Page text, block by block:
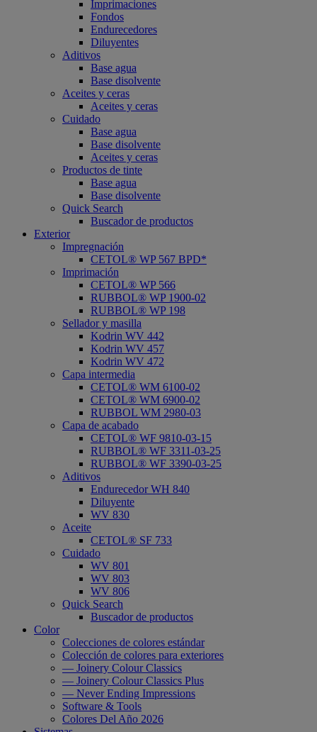
Imprimaciones
Fondos
Endurecedores
Diluyentes
Aditivos
Base agua
Base disolvente
Aceites y ceras
Aceites y ceras
Cuidado
Base agua
Base disolvente
Aceites y ceras
Productos de tinte
Base agua
Base disolvente
Quick Search
Buscador de productos
Exterior
Impregnación
CETOL® WP 567 BPD*
Imprimación
CETOL® WP 566
RUBBOL® WP 1900-02
RUBBOL® WP 198
Sellador y masilla
Kodrin WV 442
Kodrin WV 457
Kodrin WV 472
Capa intermedia
CETOL® WM 6100-02
CETOL® WM 6900-02
RUBBOL WM 2980-03
Capa de acabado
CETOL® WF 9810-03-15
RUBBOL® WF 3311-03-25
RUBBOL® WF 3390-03-25
Aditivos
Endurecedor WH 840
Diluyente
WV 830
Aceite
CETOL® SF 733
Cuidado
WV 801
WV 803
WV 806
Quick Search
Buscador de productos
Color
Colecciones de colores estándar
Colección de colores para exteriores
— Joinery Colour Classics
— Joinery Colour Classics Plus
— Never Ending Impressions
Software & Tools
Colores Del Año 2026